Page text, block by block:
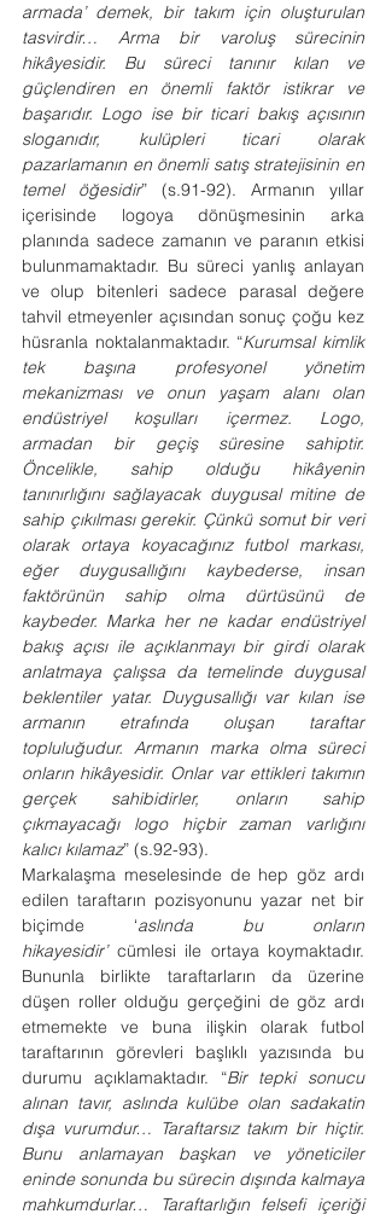
armada’ demek, bir takım için oluşturulan
tasvirdir… Arma bir varoluş sürecinin
hikâyesidir. Bu süreci tanınır kılan ve
güçlendiren en önemli faktör istikrar ve
başarıdır. Logo ise bir ticari bakış açısının
sloganıdır, kulüpleri ticari olarak
pazarlamanın en önemli satış stratejisinin en
temel öğesidir” (s.91-92). Armanın yıllar
içerisinde logoya dönüşmesinin arka
planında sadece zamanın ve paranın etkisi
bulunmamaktadır. Bu süreci yanlış anlayan
ve olup bitenleri sadece parasal değere
tahvil etmeyenler açısından sonuç çoğu kez
hüsranla noktalanmaktadır. “Kurumsal kimlik
tek başına profesyonel yönetim
mekanizması ve onun yaşam alanı olan
endüstriyel koşulları içermez. Logo,
armadan bir geçiş süresine sahiptir.
Öncelikle, sahip olduğu hikâyenin
tanınırlığını sağlayacak duygusal mitine de
sahip çıkılması gerekir. Çünkü somut bir veri
olarak ortaya koyacağınız futbol markası,
eğer duygusallığını kaybederse, insan
faktörünün sahip olma dürtüsünü de
kaybeder. Marka her ne kadar endüstriyel
bakış açısı ile açıklanmayı bir girdi olarak
anlatmaya çalışsa da temelinde duygusal
beklentiler yatar. Duygusallığı var kılan ise
armanın etrafında oluşan taraftar
topluluğudur. Armanın marka olma süreci
onların hikâyesidir. Onlar var ettikleri takımın
gerçek sahibidirler, onların sahip
çıkmayacağı logo hiçbir zaman varlığını
kalıcı kılamaz” (s.92-93).
Markalaşma meselesinde de hep göz ardı
edilen taraftarın pozisyonunu yazar net bir
biçimde ‘aslında bu onların
hikayesidir’ cümlesi ile ortaya koymaktadır.
Bununla birlikte taraftarların da üzerine
düşen roller olduğu gerçeğini de göz ardı
etmemekte ve buna ilişkin olarak futbol
taraftarının görevleri başlıklı yazısında bu
durumu açıklamaktadır. “Bir tepki sonucu
alınan tavır, aslında kulübe olan sadakatin
dışa vurumdur… Taraftarsız takım bir hiçtir.
Bunu anlamayan başkan ve yöneticiler
eninde sonunda bu sürecin dışında kalmaya
mahkumdurlar… Taraftarlığın felsefi içeriği